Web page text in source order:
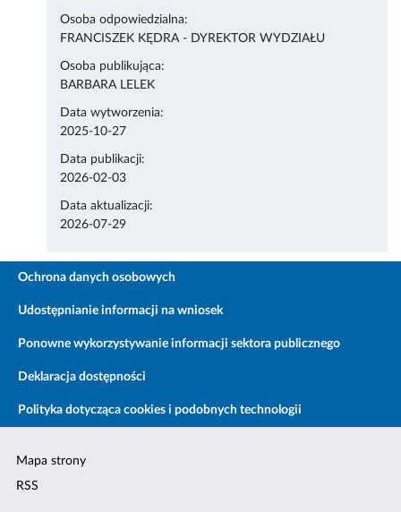
Osoba odpowiedzialna:
FRANCISZEK KĘDRA - DYREKTOR WYDZIAŁU
Osoba publikująca:
BARBARA LELEK
Data wytworzenia:
2025-10-27
Data publikacji:
2026-02-03
Data aktualizacji:
2026-07-29
Ochrona danych osobowych
Udostępnianie informacji na wniosek
Ponowne wykorzystywanie informacji sektora publicznego
Deklaracja dostępności
Polityka dotycząca cookies i podobnych technologii
Mapa strony
RSS